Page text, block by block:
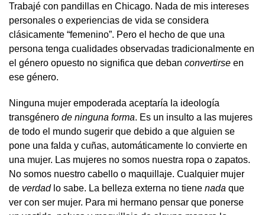
Trabajé con pandillas en Chicago. Nada de mis intereses
personales o experiencias de vida se considera
clásicamente “femenino”. Pero el hecho de que una
persona tenga cualidades observadas tradicionalmente en
el género opuesto no significa que deban convertirse en
ese género.
Ninguna mujer empoderada aceptaría la ideología
transgénero de ninguna forma. Es un insulto a las mujeres
de todo el mundo sugerir que debido a que alguien se
pone una falda y cuñas, automáticamente lo convierte en
una mujer. Las mujeres no somos nuestra ropa o zapatos.
No somos nuestro cabello o maquillaje. Cualquier mujer
de verdadlo sabe. La belleza externa no tiene nada que
ver con ser mujer. Para mi hermano pensar que ponerse